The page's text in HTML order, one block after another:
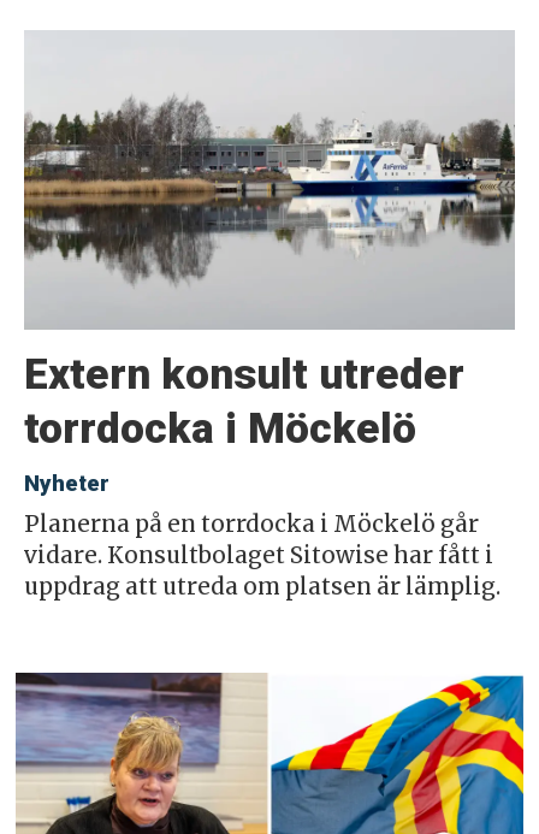
Extern konsult utreder
torrdocka i Möckelö
Nyheter
Planerna på en torrdocka i Möckelö går
vidare. Konsultbolaget Sitowise har fått i
uppdrag att utreda om platsen är lämplig.